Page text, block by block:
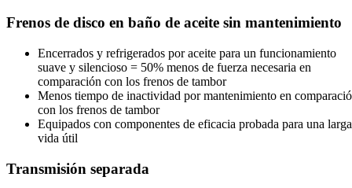
Frenos de disco en baño de aceite sin mantenimiento
Encerrados y refrigerados por aceite para un funcionamiento
suave y silencioso = 50% menos de fuerza necesaria en
comparación con los frenos de tambor
Menos tiempo de inactividad por mantenimiento en
con los frenos de tambor
Equipados con componentes de eficacia probada para una larga
vida útil
Transmisión separada